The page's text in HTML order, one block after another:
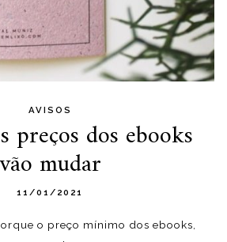
AVISOS
preços dos ebooks
vão mudar
11/01/2021
o preço mínimo dos ebooks,